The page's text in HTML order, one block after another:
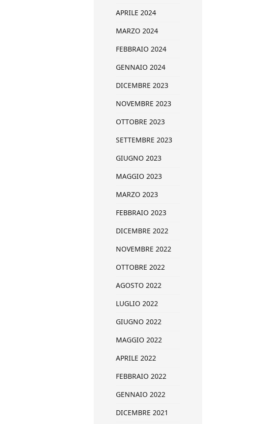
APRILE 2024
MARZO 2024
FEBBRAIO 2024
GENNAIO 2024
DICEMBRE 2023
NOVEMBRE 2023
OTTOBRE 2023
SETTEMBRE 2023
GIUGNO 2023
MAGGIO 2023
MARZO 2023
FEBBRAIO 2023
DICEMBRE 2022
NOVEMBRE 2022
OTTOBRE 2022
AGOSTO 2022
LUGLIO 2022
GIUGNO 2022
MAGGIO 2022
APRILE 2022
FEBBRAIO 2022
GENNAIO 2022
DICEMBRE 2021